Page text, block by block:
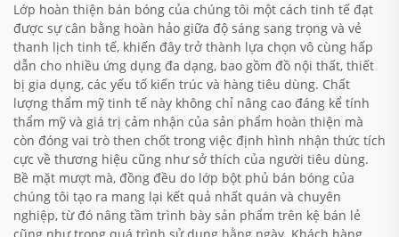
Lớp hoàn thiện bán bóng của chúng tôi một cách tinh tế đạt
được sự cân bằng hoàn hảo giữa độ sáng sang trọng và vẻ
thanh lịch tinh tế, khiến đây trở thành lựa chọn vô cùng hấp
dẫn cho nhiều ứng dụng đa dạng, bao gồm đồ nội thất, thiết
bị gia dụng, các yếu tố kiến trúc và hàng tiêu dùng. Chất
lượng thẩm mỹ tinh tế này không chỉ nâng cao đáng kể tính
thẩm mỹ và giá trị cảm nhận của sản phẩm hoàn thiện mà
còn đóng vai trò then chốt trong việc định hình nhận thức tích
cực về thương hiệu cũng như sở thích của người tiêu dùng.
Bề mặt mượt mà, đồng đều do lớp bột phủ bán bóng của
chúng tôi tạo ra mang lại kết quả nhất quán và chuyên
nghiệp, từ đó nâng tầm trình bày sản phẩm trên kệ bán lẻ